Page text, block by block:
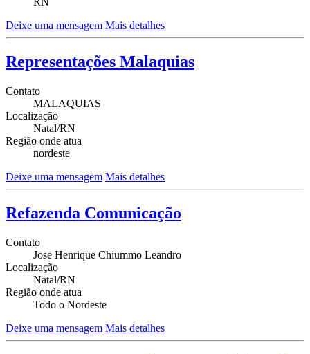
Deixe uma mensagem Mais detalhes
Representações Malaquias
Contato
MALAQUIAS
Localização
Natal/RN
Região onde atua
nordeste
Deixe uma mensagem Mais detalhes
Refazenda Comunicação
Contato
Jose Henrique Chiummo Leandro
Localização
Natal/RN
Região onde atua
Todo o Nordeste
Deixe uma mensagem Mais detalhes